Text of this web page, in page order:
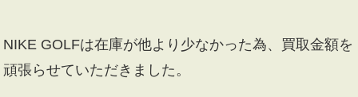
NIKE GOLFは在庫が他より少なかった為、買取金額を
頑張らせていただきました。